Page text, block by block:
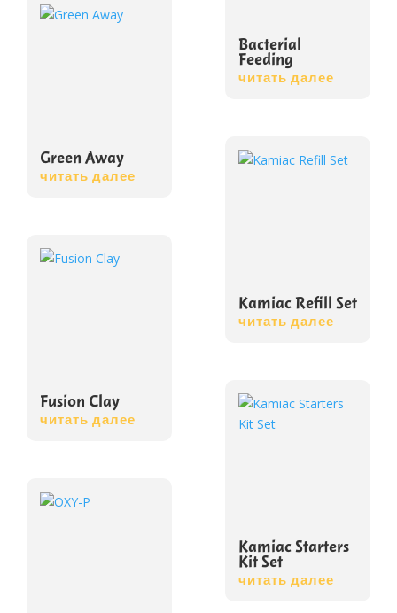
Green Away
читать далее
Fusion Clay
читать далее
Bacterial
Feeding
читать далее
Kamiac Refill Set
читать далее
Kamiac Starters
Kit Set
читать далее